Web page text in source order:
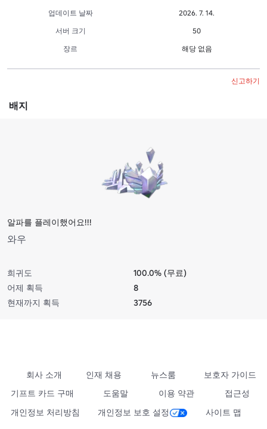
업데이트 날짜
2026. 7. 14.
서버 크기
50
장르
해당 없음
신고하기
배지
알파를 플레이했어요!!!
와우
희귀도
100.0% (무료)
어제 획득
8
현재까지 획득
3756
회사 소개 인재 채용 뉴스룸
보호자 가이드
기프트 카드 구매
도움말 이용 약관
접근성
개인정보 처리방침
개인정보 보호 설정 사이트 맵